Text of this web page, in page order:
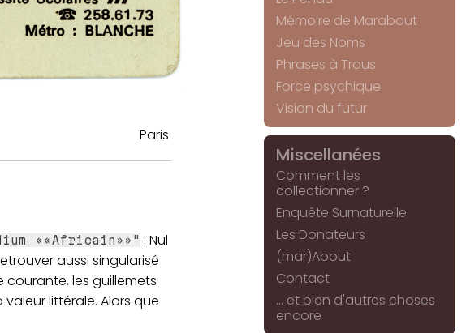
Paris
««Africain»»" : Nul
aussi singularisé
les guillemets
littérale. Alors que
Mémoire de Marabout
Jeu des Noms
Phrases à Trous
Force psychique
Vision du futur
Miscellanées
Comment les
collectionner ?
Enquête Surnaturelle
Les Donateurs
(mar)About
Contact
... et bien d'autres choses
encore